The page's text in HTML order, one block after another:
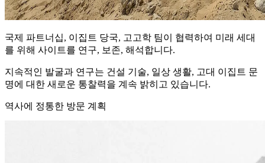
국제 파트너십, 이집트 당국, 고고학 팀이 협력하여 미래 세대
를 위해 사이트를 연구, 보존, 해석합니다.
지속적인 발굴과 연구는 건설 기술, 일상 생활, 고대 이집트 문
명에 대한 새로운 통찰력을 계속 밝히고 있습니다.
역사에 정통한 방문 계획